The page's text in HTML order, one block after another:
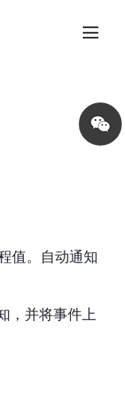
Share
on
wechat
值。自动通知
，并将事件上